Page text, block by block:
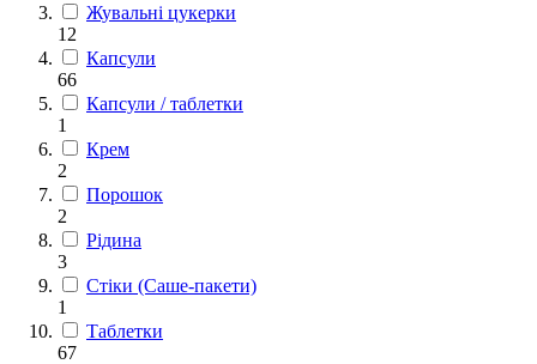
Жувальні цукерки
12
Капсули
66
Капсули / таблетки
1
Крем
2
Порошок
2
Рідина
3
Стіки (Саше-пакети)
1
Таблетки
67